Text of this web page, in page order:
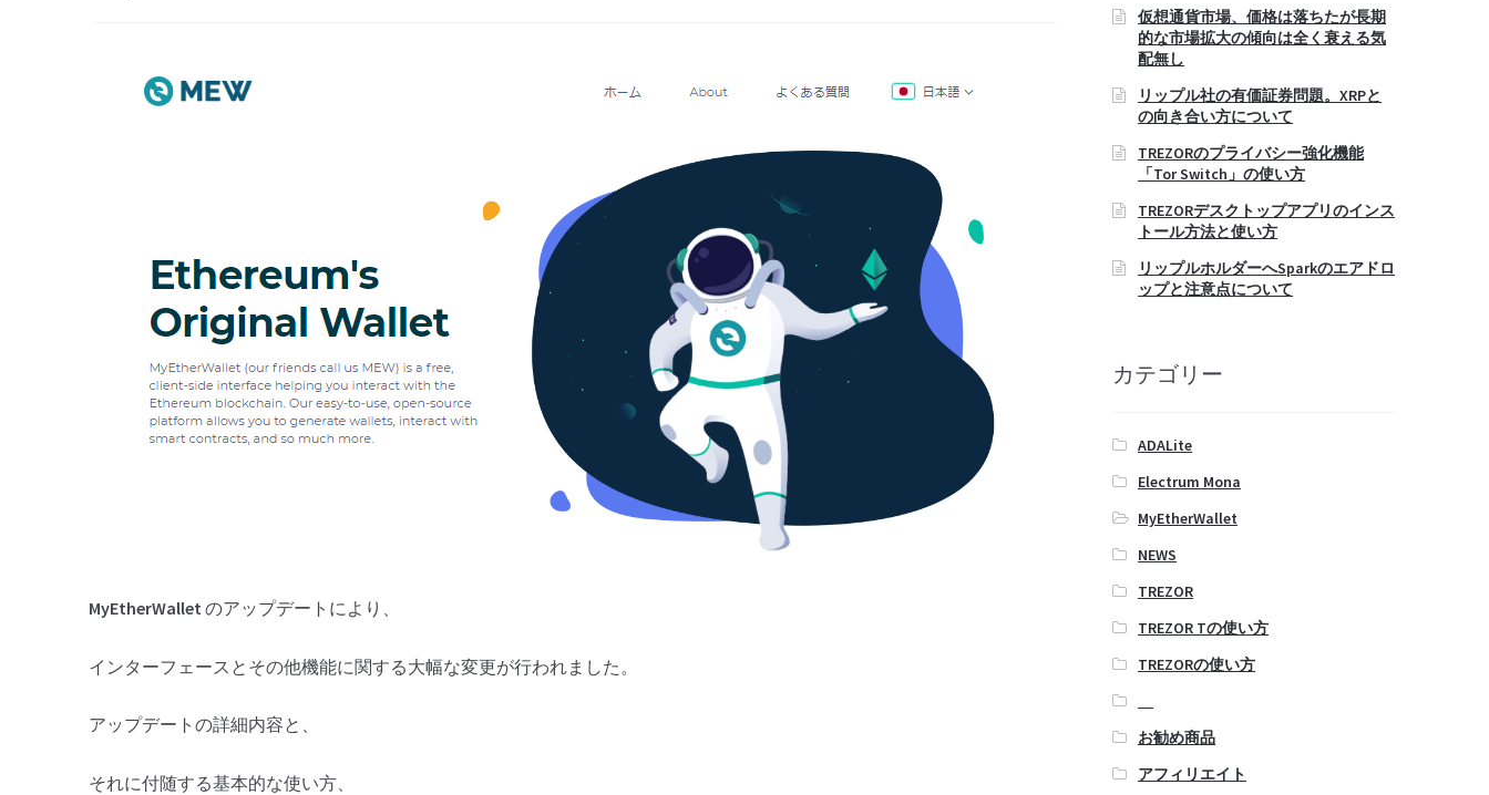
MyEtherWallet のアップデートにより、
インターフェースとその他機能に関する大幅な変更が行われました。
アップデートの詳細内容と、
それに付随する基本的な使い方、
仮想通貨市場、価格は落ちたが長期
的な市場拡大の傾向は全く衰える気
配無し
リップル社の有価証券問題。XRPと
の向き合い方について
TREZORのプライバシー強化機能
「Tor Switch」の使い方
TREZORデスクトップアプリのインス
トール方法と使い方
リップルホルダーへSparkのエアドロ
ップと注意点について
カテゴリー
ADALite
Electrum Mona
MyEtherWallet
NEWS
TREZOR
TREZOR Tの使い方
TREZORの使い方
お勧め商品
アフィリエイト